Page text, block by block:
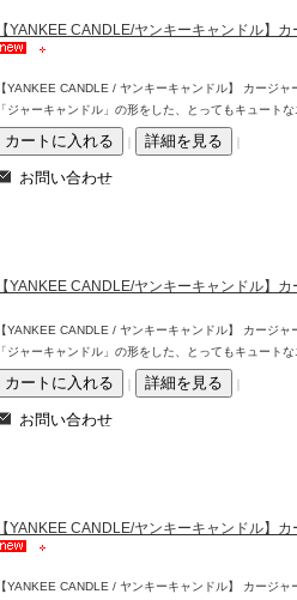
【YANKEE CANDLE/ヤンキーキャンドル】
【YANKEE CANDLE / ヤンキーキャンドル】 カージ
「ジャーキャンドル」の形をした、とってもキュート
【YANKEE CANDLE/ヤンキーキャンドル】
【YANKEE CANDLE / ヤンキーキャンドル】 カージ
「ジャーキャンドル」の形をした、とってもキュート
【YANKEE CANDLE/ヤンキーキャンドル】
【YANKEE CANDLE / ヤンキーキャンドル】 カージ